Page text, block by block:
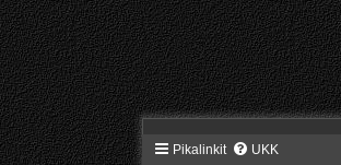
Pikalinkit UKK